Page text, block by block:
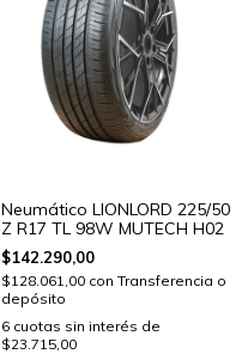
Neumático LIONLORD 225/50
Z R17 TL 98W MUTECH H02
$142.290,00
$128.061,00 con Transferencia o
depósito
6 cuotas sin interés de
$23.715,00